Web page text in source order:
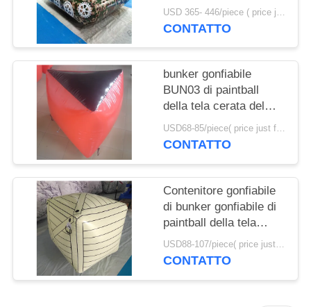
PRIVACY
POLICY
USD 365- 446/piece ( price just for reference, detailed prices need to be confirmed) MOQ:1pc
CONTATTO
bunker gonfiabile
BUN03 di paintball
della tela cerata del
PVC di 0.6mm per gli
sport di paintball
USD68-85/piece( price just for reference, detailed prices need to be confirmed) MOQ:10PCS (possono essere le forme differenti combinate insieme)
CONTATTO
Contenitore gonfiabile
di bunker gonfiabile di
paintball della tela
cerata del PVC del
grado commerciale
USD88-107/piece( price just for reference, detailed prices need to be confirmed) MOQ:10PCS (possono essere le forme differenti combinate insieme)
CONTATTO